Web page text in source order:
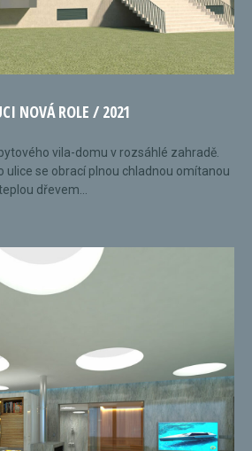
NOVÁ ROLE / 2021
vila-domu v rozsáhlé zahradě.
ulice se obrací plnou chladnou omítanou
dřevem...